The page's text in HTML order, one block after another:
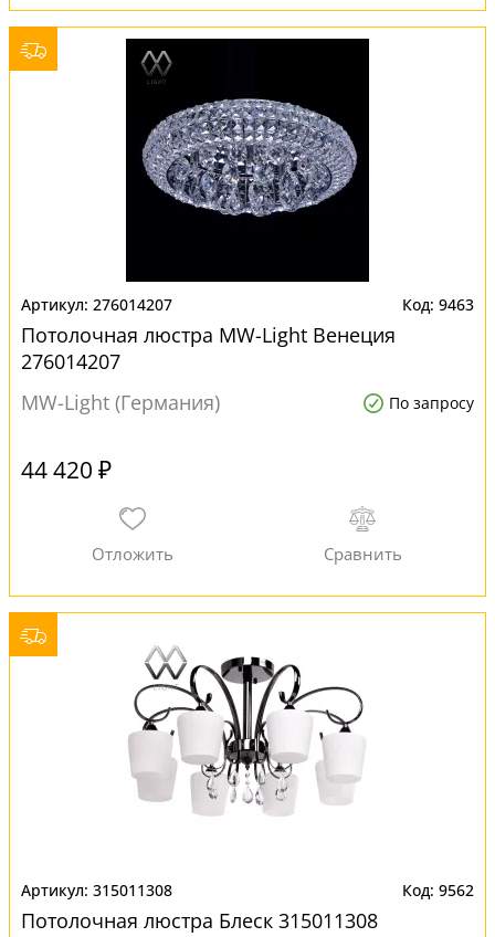
276014207 9463
Потолочная люстра MW-Light Венеция
276014207
MW-Light (Германия)
По запросу
44 420 ₽
315011308 9562
Потолочная люстра Блеск 315011308